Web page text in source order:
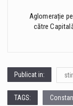
Aglomerație
către
Publicat in:
TAGS: